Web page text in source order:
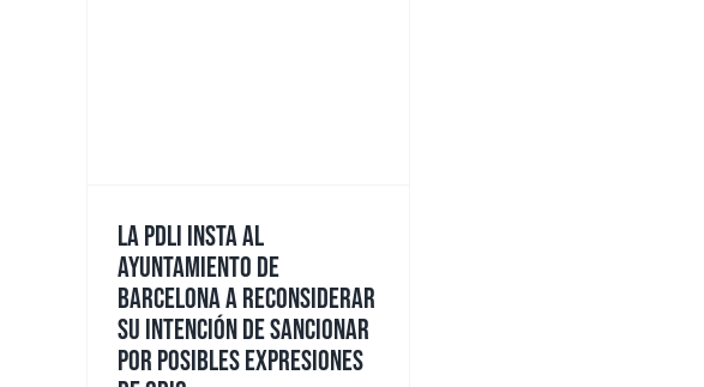
LA PDLI INSTA AL
AYUNTAMIENTO DE
BARCELONA A RECONSIDERAR
SU INTENCIÓN DE SANCIONAR
POR POSIBLES EXPRESIONES